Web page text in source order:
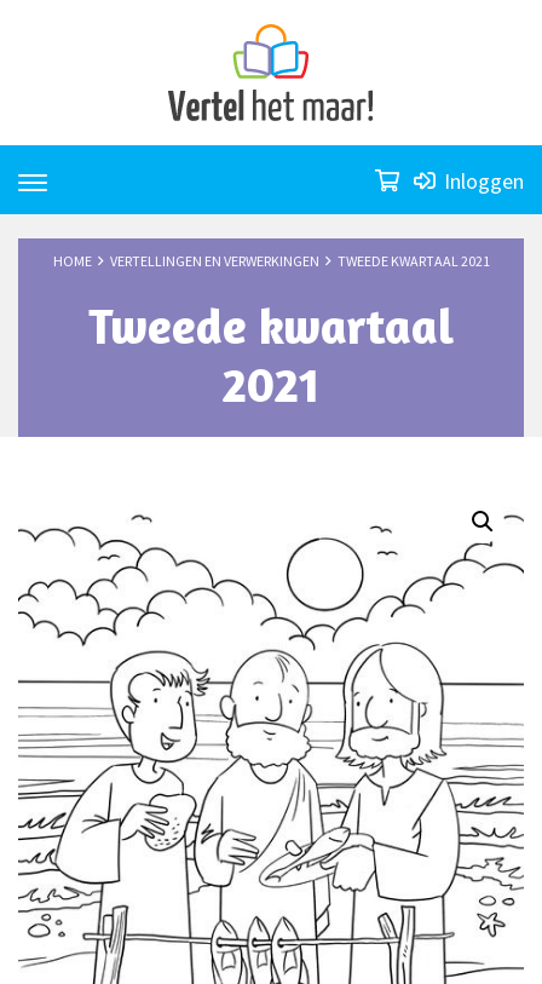
Inloggen
HOME VERTELLINGEN EN VERWERKINGEN TWEEDE KWARTAAL 2021
Tweede kwartaal
2021